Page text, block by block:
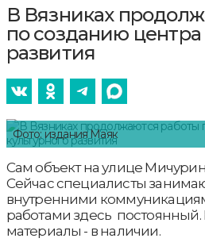
В Вязниках
по созданию центра
развития
Фото: издания Маяк
Сам объект на улице
Сейчас специалисты
внутренними
работами здесь
материалы - в наличии.